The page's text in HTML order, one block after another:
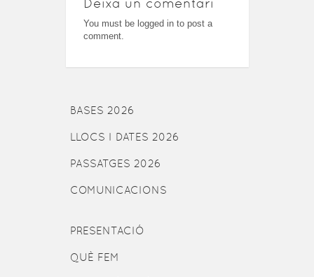
You must be logged in to post a
comment.
BASES 2026
LLOCS I DATES 2026
PASSATGES 2026
COMUNICACIONS
PRESENTACIÓ
QUÈ FEM